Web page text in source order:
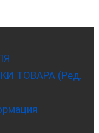
ТОВАРА (Ред.